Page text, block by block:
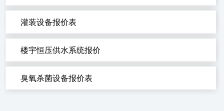
灌装设备报价表
楼宇恒压供水系统报价
臭氧杀菌设备报价表